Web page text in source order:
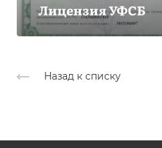
Лицензия УФСБ
Назад к списку